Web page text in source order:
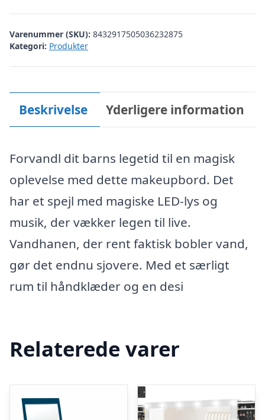
Varenummer (SKU): 8432917505036232875
Kategori: Produkter
Beskrivelse Yderligere information
Forvandl dit barns legetid til en magisk
oplevelse med dette makeupbord. Det
har et spejl med magiske LED-lys og
musik, der vækker legen til live.
Vandhanen, der rent faktisk bobler vand,
gør det endnu sjovere. Med et særligt
rum til håndklæder og en desi
Relaterede varer